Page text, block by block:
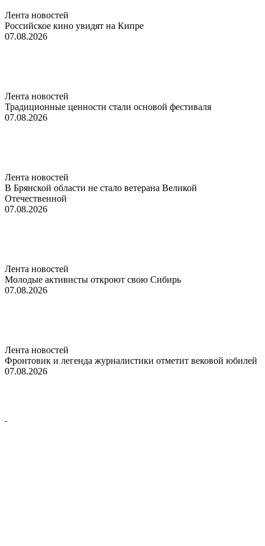
Лента новостей
Российское кино увидят на Кипре
07.08.2026
Лента новостей
Традиционные ценности стали основой фестиваля
07.08.2026
Лента новостей
В Брянской области не стало ветерана Великой
Отечественной
07.08.2026
Лента новостей
Молодые активисты откроют свою Сибирь
07.08.2026
Лента новостей
Фронтовик и легенда журналистики отметит вековой юбилей
07.08.2026